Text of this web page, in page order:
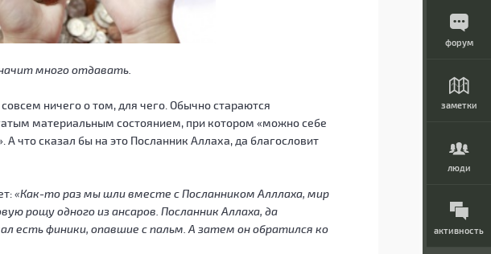
форум
заметки
люди
активность
много отдавать.
ничего о том, для чего. Обычно стараются
материальным состоянием, при котором «можно себе
что сказал бы на это Посланник Аллаха, да благословит
«Как-то раз мы шли вместе с Посланником Алллаха, мир
рощу одного из ансаров. Посланник Аллаха, да
есть финики, опавшие с пальм. А затем он обратился ко